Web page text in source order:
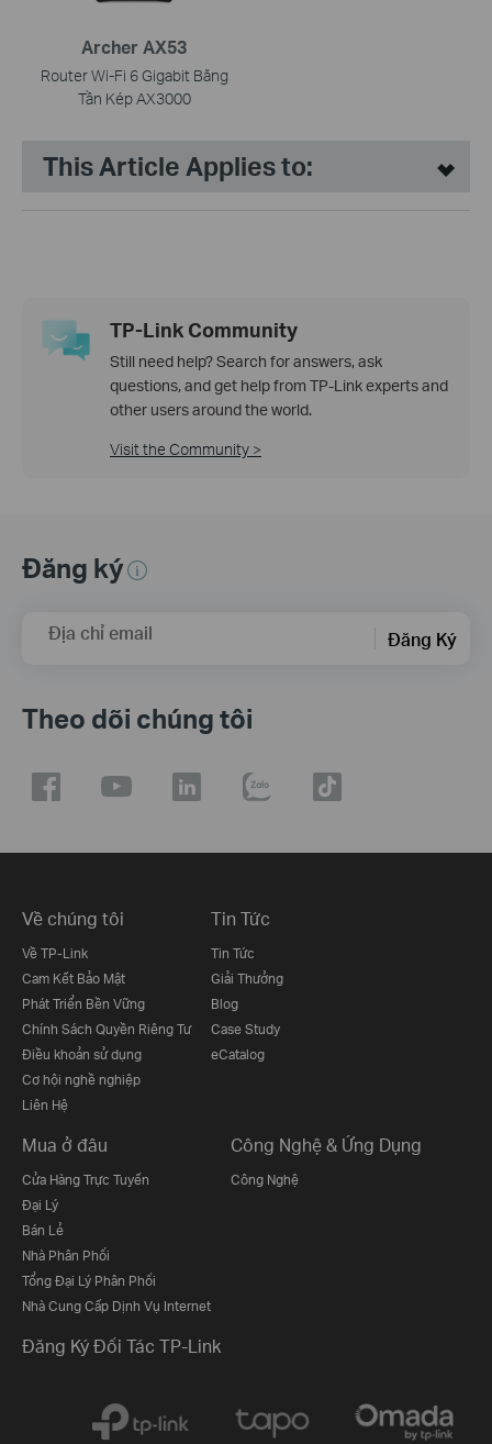
Archer AX53
Router Wi-Fi 6 Gigabit Băng
Tần Kép AX3000
This Article Applies to:
TP-Link Community
Still need help? Search for answers, ask
questions, and get help from TP-Link experts and
other users around the world.
Visit the Community >
Đăng ký
Địa chỉ email Đăng Ký
Theo dõi chúng tôi
Về chúng tôi
Về TP-Link
Cam Kết Bảo Mật
Phát Triển Bền Vững
Chính Sách Quyền Riêng Tư
Điều khoản sử dụng
Cơ hội nghề nghiệp
Liên Hệ
Tin Tức
Tin Tức
Giải Thưởng
Blog
Case Study
eCatalog
Mua ở đâu
Cửa Hàng Trực Tuyến
Đại Lý
Bán Lẻ
Nhà Phân Phối
Tổng Đại Lý Phân Phối
Nhà Cung Cấp Dịnh Vụ Internet
Công Nghệ & Ứng Dụng
Công Nghệ
Đăng Ký Đối Tác TP-Link